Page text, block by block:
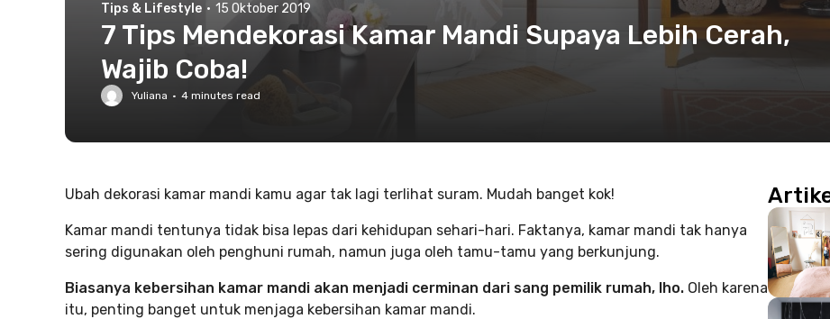
Tips & Lifestyle · 15 Oktober 2019
7 Tips Mendekorasi Kamar Mandi Supaya Lebih Cerah,
Wajib Coba!
Yuliana · 4 minutes read
Ubah dekorasi kamar mandi kamu agar tak lagi terlihat suram. Mudah banget kok!
Kamar mandi tentunya tidak bisa lepas dari kehidupan sehari-hari. Faktanya, kamar mandi tak hanya
sering digunakan oleh penghuni rumah, namun juga oleh tamu-tamu yang berkunjung.
Biasanya kebersihan kamar mandi akan menjadi cerminan dari sang pemilik rumah, lho. Oleh karena
itu, penting banget untuk menjaga kebersihan kamar mandi.